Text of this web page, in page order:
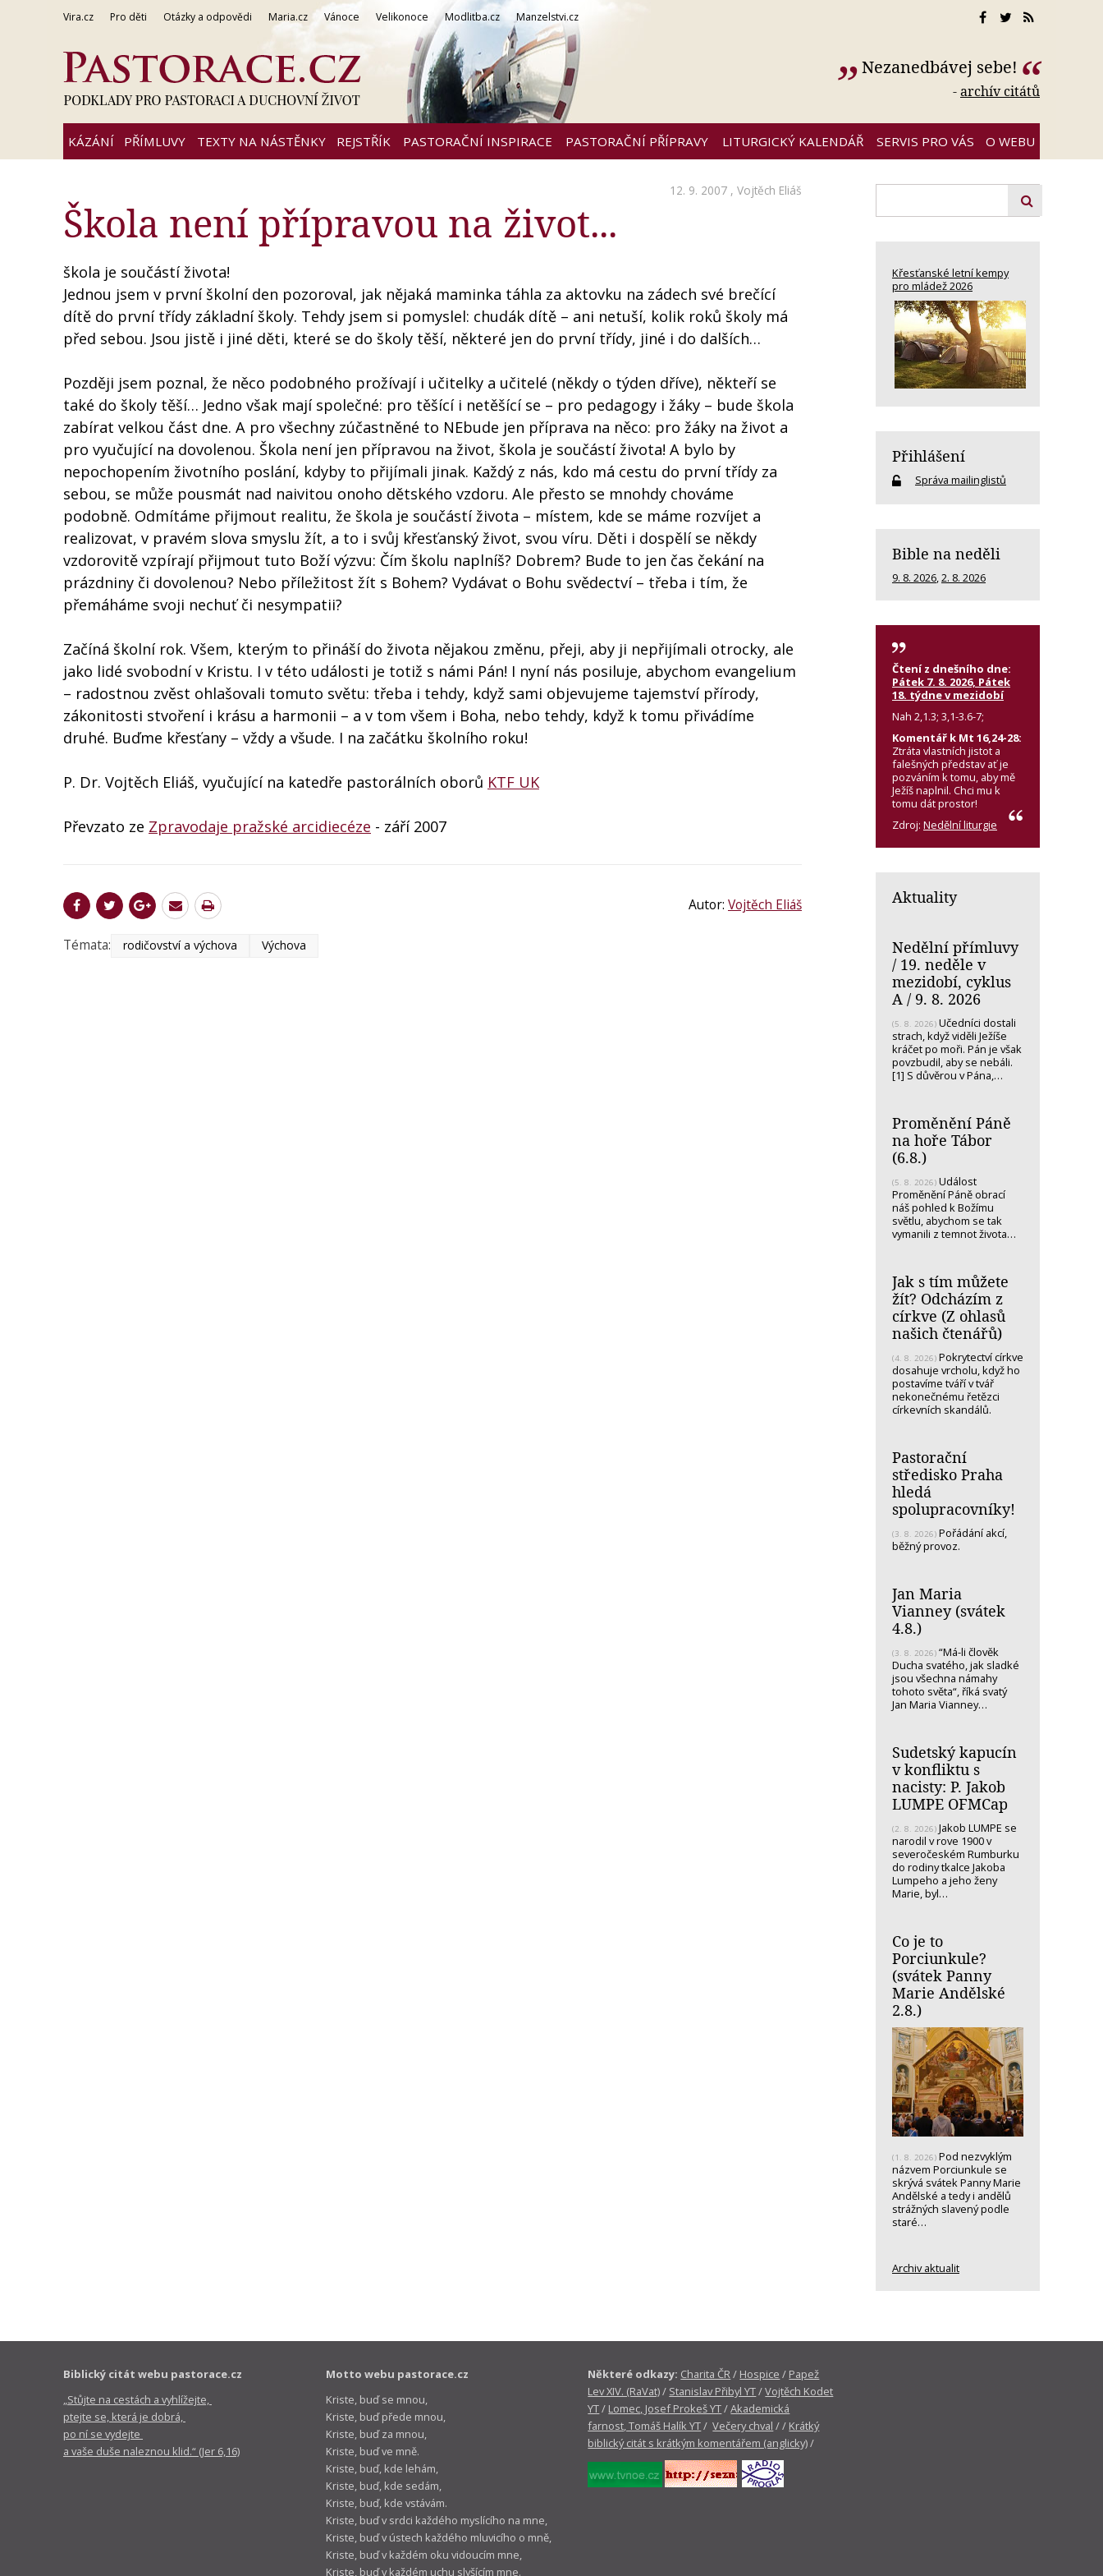
Vira.cz Pro děti Otázky a odpovědi Maria.cz Vánoce Velikonoce Modlitba.cz Manzelstvi.cz
Nezanedbávej sebe!
-archív citátů
KÁZÁNÍ PŘÍMLUVY TEXTY NA NÁSTĚNKY REJSTŘÍK PASTORAČNÍ INSPIRACE PASTORAČNÍ PŘÍPRAVY LITURGICKÝ KALENDÁŘ SERVIS PRO VÁS O WEBU
12. 9. 2007 , Vojtěch Eliáš
Škola není přípravou na život...
škola je součástí života!
Jednou jsem v první školní den pozoroval, jak nějaká maminka táhla za aktovku na zádech své brečící
dítě do první třídy základní školy. Tehdy jsem si pomyslel: chudák dítě – ani netuší, kolik roků školy má
před sebou. Jsou jistě i jiné děti, které se do školy těší, některé jen do první třídy, jiné i do dalších…
Později jsem poznal, že něco podobného prožívají i učitelky a učitelé (někdy o týden dříve), někteří se
také do školy těší… Jedno však mají společné: pro těšící i netěšící se – pro pedagogy i žáky – bude škola
zabírat velkou část dne. A pro všechny zúčastněné to NEbude jen příprava na něco: pro žáky na život a
pro vyučující na dovolenou. Škola není jen přípravou na život, škola je součástí života! A bylo by
nepochopením životního poslání, kdyby to přijímali jinak. Každý z nás, kdo má cestu do první třídy za
sebou, se může pousmát nad naivitou onoho dětského vzdoru. Ale přesto se mnohdy chováme
podobně. Odmítáme přijmout realitu, že škola je součástí života – místem, kde se máme rozvíjet a
realizovat, v pravém slova smyslu žít, a to i svůj křesťanský život, svou víru. Děti i dospělí se někdy
vzdorovitě vzpírají přijmout tuto Boží výzvu: Čím školu naplníš? Dobrem? Bude to jen čas čekání na
prázdniny či dovolenou? Nebo příležitost žít s Bohem? Vydávat o Bohu svědectví – třeba i tím, že
přemáháme svoji nechuť či nesympatii?
Začíná školní rok. Všem, kterým to přináší do života nějakou změnu, přeji, aby ji nepřijímali otrocky, ale
jako lidé svobodní v Kristu. I v této události je totiž s námi Pán! I nyní nás posiluje, abychom evangelium
– radostnou zvěst ohlašovali tomuto světu: třeba i tehdy, když sami objevujeme tajemství přírody,
zákonitosti stvoření i krásu a harmonii – a v tom všem i Boha, nebo tehdy, když k tomu přivádíme
druhé. Buďme křesťany – vždy a všude. I na začátku školního roku!
P. Dr. Vojtěch Eliáš, vyučující na katedře pastorálních oborů KTF UK
Převzato ze Zpravodaje pražské arcidiecéze - září 2007
Autor: Vojtěch Eliáš
Témata: rodičovství a výchova Výchova
Křesťanské letní kempy
pro mládež 2026
Přihlášení
Správa mailinglistů
Bible na neděli
9. 8. 2026 2. 8. 2026
Čtení z dnešního dne:
Pátek 7. 8. 2026, Pátek
18. týdne v mezidobí
Nah 2,1.3; 3,1-3.6-7;
Komentář k Mt 16,24-28:
Ztráta vlastních jistot a
falešných představ ať je
pozváním k tomu, aby mě
Ježíš naplnil. Chci mu k
tomu dát prostor!
Zdroj: Nedělní liturgie
Aktuality
Nedělní přímluvy
/ 19. neděle v
mezidobí, cyklus
A / 9. 8. 2026
(5. 8. 2026) Učedníci dostali
strach, když viděli Ježíše
kráčet po moři. Pán je však
povzbudil, aby se nebáli.
[1] S důvěrou v Pána,…
Proměnění Páně
na hoře Tábor
(6.8.)
(5. 8. 2026) Událost
Proměnění Páně obrací
náš pohled k Božímu
světlu, abychom se tak
vymanili z temnot života…
Jak s tím můžete
žít? Odcházím z
církve (Z ohlasů
našich čtenářů)
(4. 8. 2026) Pokrytectví církve
dosahuje vrcholu, když ho
postavíme tváří v tvář
nekonečnému řetězci
církevních skandálů.
Pastorační
středisko Praha
hledá
spolupracovníky!
(3. 8. 2026) Pořádání akcí,
běžný provoz.
Jan Maria
Vianney (svátek
4.8.)
(3. 8. 2026) “Má-li člověk
Ducha svatého, jak sladké
jsou všechna námahy
tohoto světa“, říká svatý
Jan Maria Vianney…
Sudetský kapucín
v konfliktu s
nacisty: P. Jakob
LUMPE OFMCap
(2. 8. 2026) Jakob LUMPE se
narodil v rove 1900 v
severočeském Rumburku
do rodiny tkalce Jakoba
Lumpeho a jeho ženy
Marie, byl…
Co je to
Porciunkule?
(svátek Panny
Marie Andělské
2.8.)
(1. 8. 2026) Pod nezvyklým
názvem Porciunkule se
skrývá svátek Panny Marie
Andělské a tedy i andělů
strážných slavený podle
staré…
Archiv aktualit
Biblický citát webu pastorace.cz
„Stůjte na cestách a vyhlížejte,
ptejte se, která je dobrá,
po ní se vydejte
a vaše duše naleznou klid.“ (Jer 6,16)
Motto webu pastorace.cz
Kriste, buď se mnou,
Kriste, buď přede mnou,
Kriste, buď za mnou,
Kriste, buď ve mně.
Kriste, buď, kde lehám,
Kriste, buď, kde sedám,
Kriste, buď, kde vstávám.
Kriste, buď v srdci každého myslícího na mne,
Kriste, buď v ústech každého mluvicího o mně,
Kriste, buď v každém oku vidoucím mne,
Kriste, buď v každém uchu slyšícím mne.
Některé odkazy: Charita ČR/ Hospice / Papež
Lev XIV. (RaVat)/ Stanislav Přibyl YT/Vojtěch Kodet
YT/ Lomec, Josef Prokeš YT/Akademická
farnost, Tomáš Halík YT/Večery chval / / Krátký
biblický citát s krátkým komentářem (anglicky)/